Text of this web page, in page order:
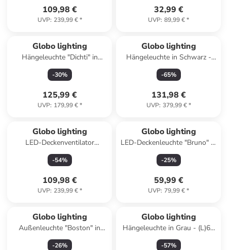
109,98 €
UVP: 239,99 €*
32,99 €
UVP: 89,99 €*
Globo lighting
Hängeleuchte "Dichti" in
Weiß/ Beige - (B)84 x (H)150
x (T)18 cm
-30%
125,99 €
UVP: 179,99 €*
Globo lighting
Hängeleuchte in Schwarz -
(L)100 cm
-65%
131,98 €
UVP: 379,99 €*
Globo lighting
LED-Deckenventilator
"Celinata" in Schwarz/ Braun -
(B)44 x (H)13,5 cm
-54%
109,98 €
UVP: 239,99 €*
Globo lighting
LED-Deckenleuchte "Bruno" in
Hellbraun/ Weiß - (H)9,5 x Ø
36 cm
-25%
59,99 €
UVP: 79,99 €*
Globo lighting
Außenleuchte "Boston" in
Anthrazit - (B)12,7 x (H)60 cm
-26%
Globo lighting
Hängeleuchte in Grau - (L)61
x (B)6 x (H)120 cm
-57%